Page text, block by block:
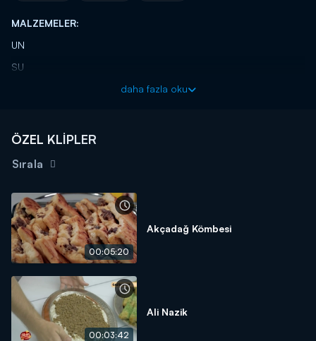
MALZEMELER:
UN
SU
3 ADET HAŞLANMIŞ PATATES
MARGARİN
daha fazla oku
ÖZEL KLİPLER
Sırala
00:05:20
Akçadağ Kömbesi
00:03:42
Ali Nazik